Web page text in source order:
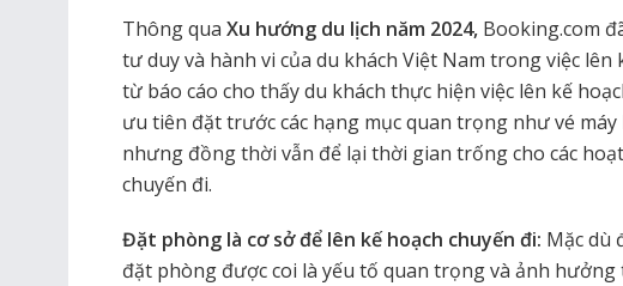
Thông qua Xu hướng du lịch năm 2024, Booking.com
tư duy và hành vi của du khách Việt Nam trong việc lên
từ báo cáo cho thấy du khách thực hiện việc lên kế
ưu tiên đặt trước các hạng mục quan trọng như vé máy
nhưng đồng thời vẫn để lại thời gian trống cho các
chuyến đi.
Đặt phòng là cơ sở để lên kế hoạch chuyến đi: Mặc dù
đặt phòng được coi là yếu tố quan trọng và ảnh hưởng